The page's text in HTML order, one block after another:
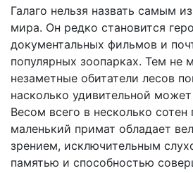
Галаго нельзя назвать самым
мира. Он редко становится
документальных фильмов и
популярных зоопарках. Тем не
незаметные обитатели лесов
насколько удивительной
Весом всего в несколько сотен
маленький примат обладает
зрением, исключительным
памятью и способностью